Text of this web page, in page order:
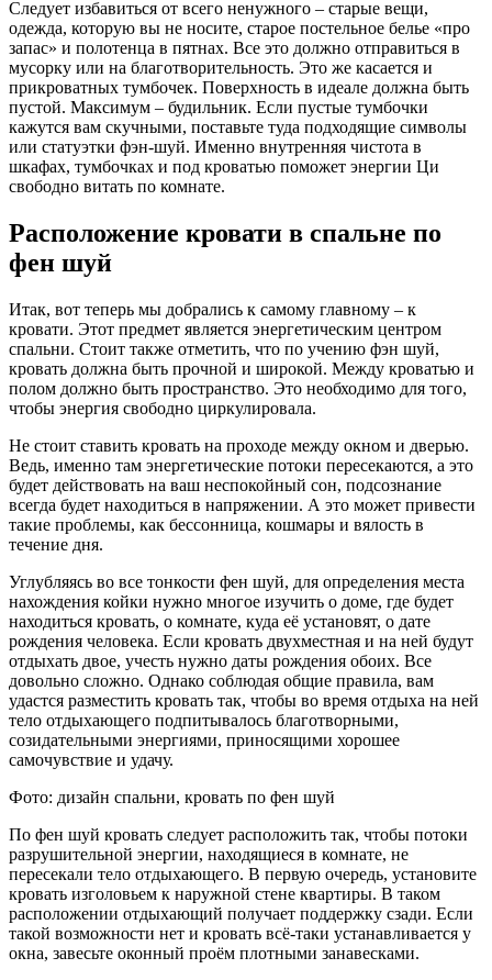
Следует избавиться от всего ненужного – старые вещи,
одежда, которую вы не носите, старое постельное белье «про
запас» и полотенца в пятнах. Все это должно отправиться в
мусорку или на благотворительность. Это же касается и
прикроватных тумбочек. Поверхность в идеале должна быть
пустой. Максимум – будильник. Если пустые тумбочки
кажутся вам скучными, поставьте туда подходящие символы
или статуэтки фэн-шуй. Именно внутренняя чистота в
шкафах, тумбочках и под кроватью поможет энергии Ци
свободно витать по комнате.
Расположение кровати в спальне по
фен шуй
Итак, вот теперь мы добрались к самому главному – к
кровати. Этот предмет является энергетическим центром
спальни. Стоит также отметить, что по учению фэн шуй,
кровать должна быть прочной и широкой. Между кроватью и
полом должно быть пространство. Это необходимо для того,
чтобы энергия свободно циркулировала.
Не стоит ставить кровать на проходе между окном и дверью.
Ведь, именно там энергетические потоки пересекаются, а это
будет действовать на ваш неспокойный сон, подсознание
всегда будет находиться в напряжении. А это может привести
такие проблемы, как бессонница, кошмары и вялость в
течение дня.
Углубляясь во все тонкости фен шуй, для определения места
нахождения койки нужно многое изучить о доме, где будет
находиться кровать, о комнате, куда её установят, о дате
рождения человека. Если кровать двухместная и на ней будут
отдыхать двое, учесть нужно даты рождения обоих. Все
довольно сложно. Однако соблюдая общие правила, вам
удастся разместить кровать так, чтобы во время отдыха на ней
тело отдыхающего подпитывалось благотворными,
созидательными энергиями, приносящими хорошее
самочувствие и удачу.
Фото: дизайн спальни, кровать по фен шуй
По фен шуй кровать следует расположить так, чтобы потоки
разрушительной энергии, находящиеся в комнате, не
пересекали тело отдыхающего. В первую очередь, установите
кровать изголовьем к наружной стене квартиры. В таком
расположении отдыхающий получает поддержку сзади. Если
такой возможности нет и кровать всё-таки устанавливается у
окна, завесьте оконный проём плотными занавесками.